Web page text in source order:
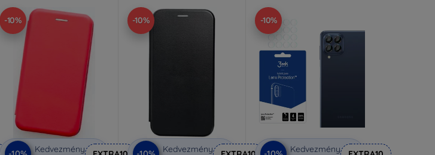
-10%
Kedvezmény
-10%
Kedvezmény
-10%
Kedvezmény